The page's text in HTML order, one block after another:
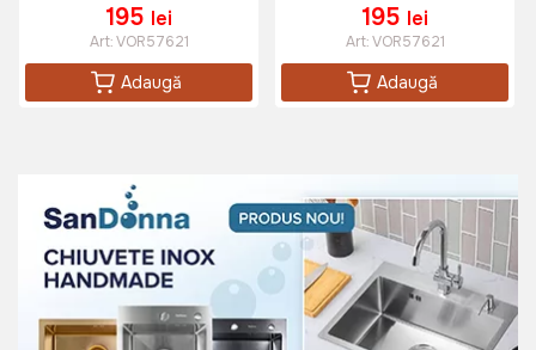
195 lei
Art:VOR57621
Adaugă
195 lei
Art:VOR57621
Adaugă